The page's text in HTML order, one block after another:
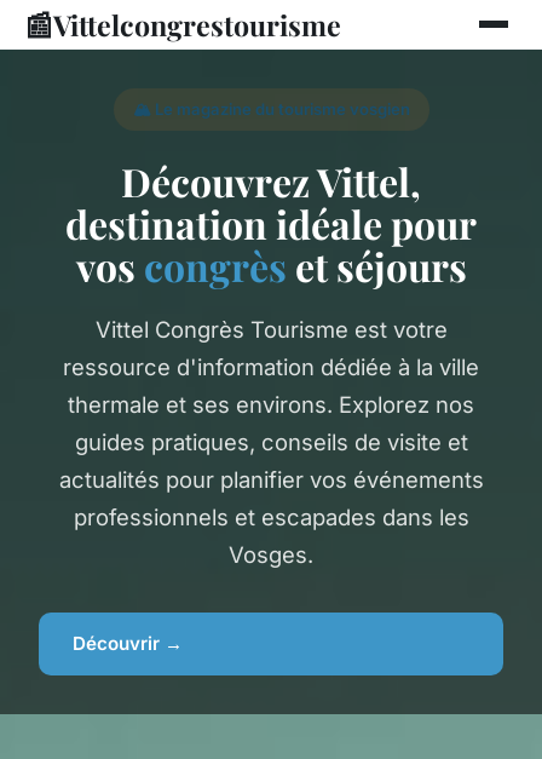
📰Vittelcongrestourisme
🏔️ Le magazine du tourisme vosgien
Découvrez Vittel,
destination idéale pour
vos congrès et séjours
Vittel Congrès Tourisme est votre
ressource d'information dédiée à la ville
thermale et ses environs. Explorez nos
guides pratiques, conseils de visite et
actualités pour planifier vos événements
professionnels et escapades dans les
Vosges.
Découvrir →